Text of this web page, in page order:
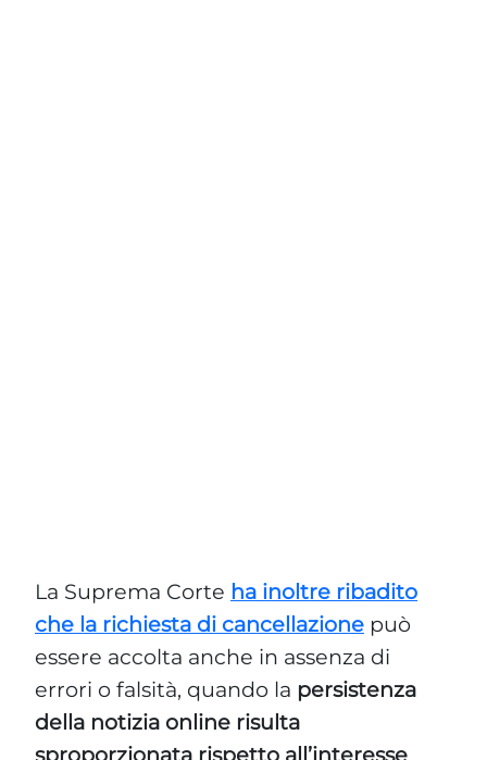
La Suprema Corte ha inoltre ribadito
che la richiesta di cancellazione può
essere accolta anche in assenza di
errori o falsità, quando la persistenza
della notizia online risulta
sproporzionata rispetto all’interesse